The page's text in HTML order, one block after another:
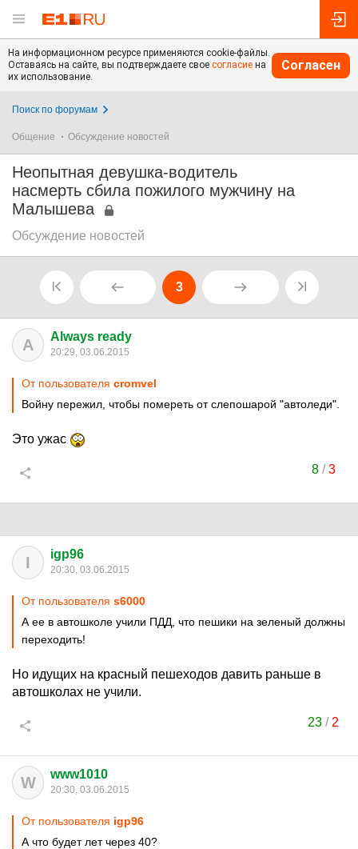
На информационном ресурсе применяются cookie-файлы.
Оставаясь на сайте, вы подтверждаете свое согласие на
их использование.
Согласен
Поиск по форумам
Общение Обсуждение новостей
Неопытная девушка-водитель
насмерть сбила пожилого мужчину на
Малышева
Обсуждение новостей
3
A Always ready
20:29, 03.06.2015
От пользователя cromvel
Войну пережил, чтобы помереть от слепошарой "автоледи".
Это ужас
8/3
I igp96
20:30, 03.06.2015
От пользователя s6000
А ее в автошколе учили ПДД, что пешики на зеленый должны
переходить!
Но идущих на красный пешеходов давить раньше в
автошколах не учили.
23 / 2
W www1010
20:30, 03.06.2015
От пользователя igp96
А что будет лет через 40?